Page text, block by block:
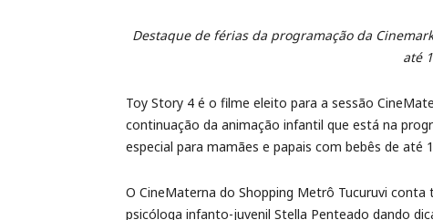
Destaque de férias da programação da
até
Toy Story 4 é o filme eleito para a sessão
continuação da animação infantil que está na
especial para mamães e papais com bebês de até
O CineMaterna do Shopping Metrô Tucuruvi conta
psicóloga infanto-juvenil Stella Penteado dando